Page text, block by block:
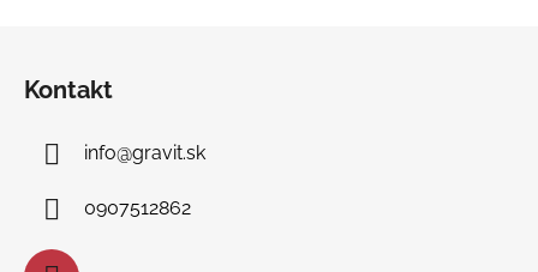
Kontakt
info@gravit.sk
0907512862